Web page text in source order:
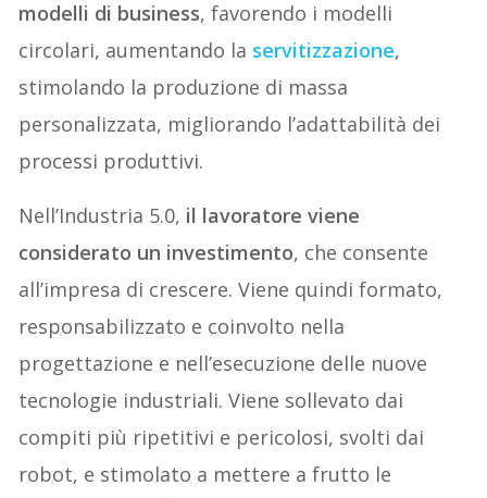
modelli di business, favorendo i modelli
circolari, aumentando la servitizzazione,
stimolando la produzione di massa
personalizzata, migliorando l’adattabilità dei
processi produttivi.
Nell’Industria 5.0, il lavoratore viene
considerato un investimento, che consente
all’impresa di crescere. Viene quindi formato,
responsabilizzato e coinvolto nella
progettazione e nell’esecuzione delle nuove
tecnologie industriali. Viene sollevato dai
compiti più ripetitivi e pericolosi, svolti dai
robot, e stimolato a mettere a frutto le